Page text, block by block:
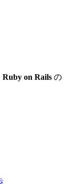
Ruby on Rails の